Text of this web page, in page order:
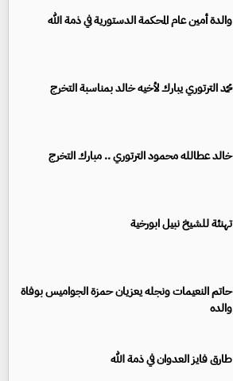
والدة أمين عام المحكمة الدستورية في ذمة الله
محمد الترتوري يبارك لأخيه خالد بمناسبة التخرج
خالد عطالله محمود الترتوري .. مبارك التخرج
تهنئة للشيخ نبيل ابورخية
حاتم النعيمات ونجله يعزيان حمزة الجواميس بوفاة
والده
طارق فايز العدوان في ذمة الله